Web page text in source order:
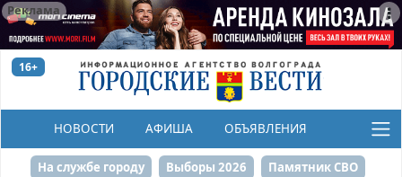
Реклама
16+
НОВОСТИ АФИША ОБЪЯВЛЕНИЯ
КОНКУРСЫ
На службе городу Выборы 2026 Памятник СВО